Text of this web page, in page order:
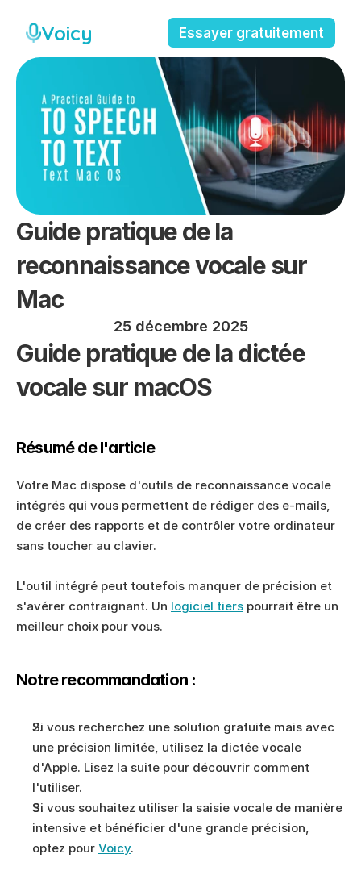
Voicy Essayer gratuitement
Guide pratique de la
reconnaissance vocale sur
Mac
25 décembre 2025
Guide pratique de la dictée
vocale sur macOS
Résumé de l'article
Votre Mac dispose d'outils de reconnaissance vocale
intégrés qui vous permettent de rédiger des e-mails,
de créer des rapports et de contrôler votre ordinateur
sans toucher au clavier.
L'outil intégré peut toutefois manquer de précision et
s'avérer contraignant. Un logiciel tiers pourrait être un
meilleur choix pour vous.
Notre recommandation :
Si vous recherchez une solution gratuite mais avec
une précision limitée, utilisez la dictée vocale
d'Apple. Lisez la suite pour découvrir comment
l'utiliser.
Si vous souhaitez utiliser la saisie vocale de manière
intensive et bénéficier d'une grande précision,
optez pour Voicy.